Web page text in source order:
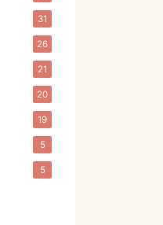
31
26
21
20
19
5
5